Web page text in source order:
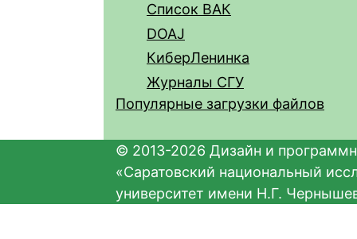
Список ВАК
DOAJ
КиберЛенинка
Журналы СГУ
Популярные загрузки файлов
© 2013-2026 Дизайн и
«Саратовский национальный
университет имени Н.Г.